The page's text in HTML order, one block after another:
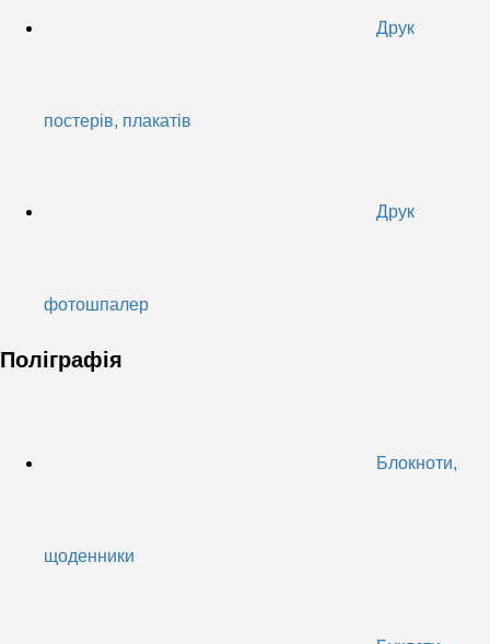
Друк
постерів, плакатів
Друк
фотошпалер
Поліграфія
Блокноти,
щоденники